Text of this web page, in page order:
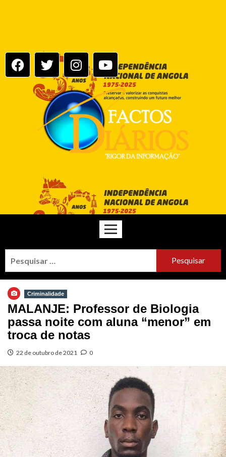
Criminalidade
MALANJE: Professor de Biologia
passa noite com aluna “menor” em
troca de notas
22 de outubro de 2021 0